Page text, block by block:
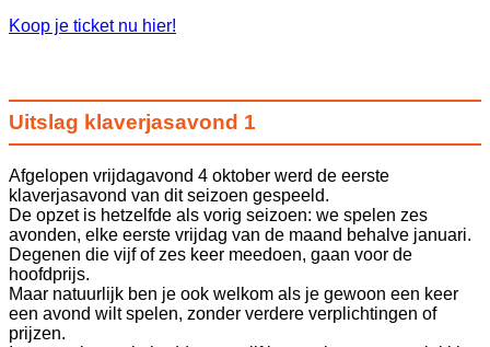
Koop je ticket nu hier!
Uitslag klaverjasavond 1
Afgelopen vrijdagavond 4 oktober werd de eerste
klaverjasavond van dit seizoen gespeeld.
De opzet is hetzelfde als vorig seizoen: we spelen zes
avonden, elke eerste vrijdag van de maand behalve januari.
Degenen die vijf of zes keer meedoen, gaan voor de
hoofdprijs.
Maar natuurlijk ben je ook welkom als je gewoon een keer
een avond wilt spelen, zonder verdere verplichtingen of
prijzen.